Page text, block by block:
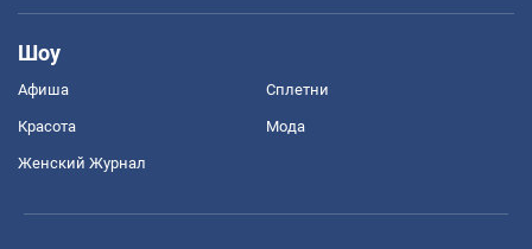
Шоу
Афиша Сплетни
Красота Мода
Женский Журнал